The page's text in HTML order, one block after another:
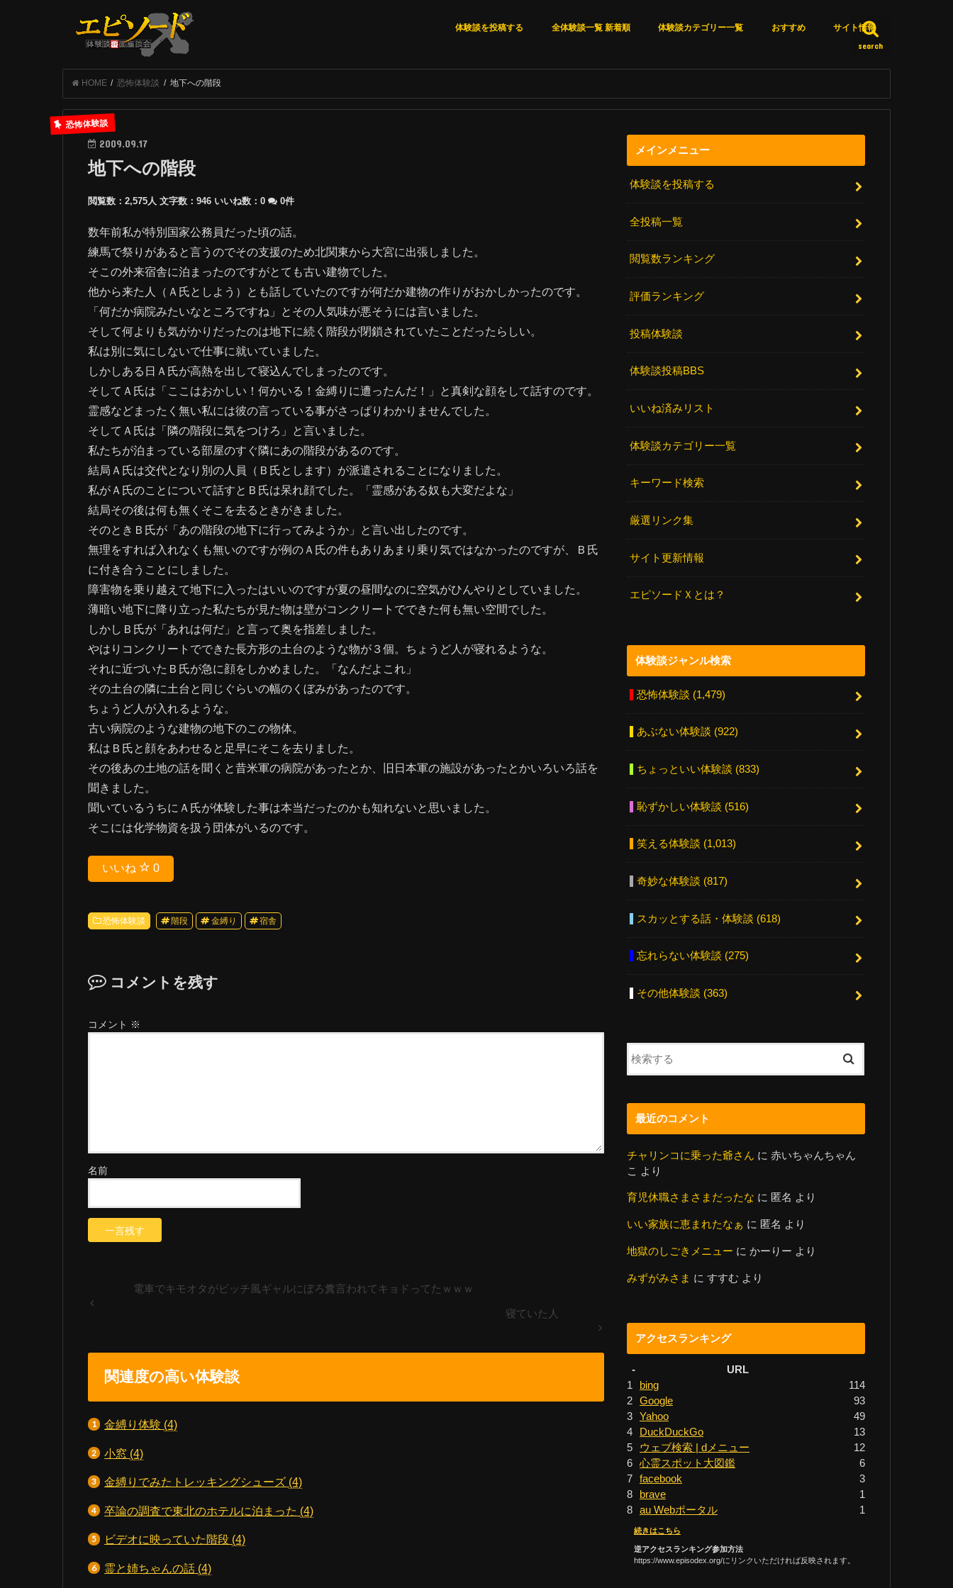
search
体験談を投稿する 全体験談一覧 新着順 体験談カテゴリー一覧 おすすめ サイト情報
HOME 恐怖体験談 地下への階段
恐怖体験談
2009.09.17
地下への階段
閲覧数：2,575人 文字数：946 いいね数： 0 0件
数年前私が特別国家公務員だった頃の話。
練馬で祭りがあると言うのでその支援のため北関東から大宮に出張しました。
そこの外来宿舎に泊まったのですがとても古い建物でした。
他から来た人（Ａ氏としよう）とも話していたのですが何だか建物の作りがおかしかったのです。
「何だか病院みたいなところですね」とその人気味が悪そうには言いました。
そして何よりも気がかりだったのは地下に続く階段が閉鎖されていたことだったらしい。
私は別に気にしないで仕事に就いていました。
しかしある日Ａ氏が高熱を出して寝込んでしまったのです。
そしてＡ氏は「ここはおかしい！何かいる！金縛りに遭ったんだ！」と真剣な顔をして話すのです。
霊感などまったく無い私には彼の言っている事がさっぱりわかりませんでした。
そしてＡ氏は「隣の階段に気をつけろ」と言いました。
私たちが泊まっている部屋のすぐ隣にあの階段があるのです。
結局Ａ氏は交代となり別の人員（Ｂ氏とします）が派遣されることになりました。
私がＡ氏のことについて話すとＢ氏は呆れ顔でした。「霊感がある奴も大変だよな」
結局その後は何も無くそこを去るときがきました。
そのときＢ氏が「あの階段の地下に行ってみようか」と言い出したのです。
無理をすれば入れなくも無いのですが例のＡ氏の件もありあまり乗り気ではなかったのですが、Ｂ氏
に付き合うことにしました。
障害物を乗り越えて地下に入ったはいいのですが夏の昼間なのに空気がひんやりとしていました。
薄暗い地下に降り立った私たちが見た物は壁がコンクリートでできた何も無い空間でした。
しかしＢ氏が「あれは何だ」と言って奥を指差しました。
やはりコンクリートでできた長方形の土台のような物が３個。ちょうど人が寝れるような。
それに近づいたＢ氏が急に顔をしかめました。「なんだよこれ」
その土台の隣に土台と同じぐらいの幅のくぼみがあったのです。
ちょうど人が入れるような。
古い病院のような建物の地下のこの物体。
私はＢ氏と顔をあわせると足早にそこを去りました。
その後あの土地の話を聞くと昔米軍の病院があったとか、旧日本軍の施設があったとかいろいろ話を
聞きました。
聞いているうちにＡ氏が体験した事は本当だったのかも知れないと思いました。
そこには化学物資を扱う団体がいるのです。
いいね 0
恐怖体験談 階段 金縛り 宿舎
コメントを残す
コメント ※
名前
電車でキモオタがビッチ風ギャルにぼろ糞言われてキョドってたｗｗｗ
寝ていた人
関連度の高い体験談
金縛り体験 (4)
小窓 (4)
金縛りでみたトレッキングシューズ (4)
卒論の調査で東北のホテルに泊まった (4)
ビデオに映っていた階段 (4)
霊と姉ちゃんの話 (4)
メインメニュー
体験談を投稿する
全投稿一覧
閲覧数ランキング
評価ランキング
投稿体験談
体験談投稿BBS
いいね済みリスト
体験談カテゴリー一覧
キーワード検索
厳選リンク集
サイト更新情報
エピソードＸとは？
体験談ジャンル検索
恐怖体験談 (1,479)
あぶない体験談 (922)
ちょっといい体験談 (833)
恥ずかしい体験談 (516)
笑える体験談 (1,013)
奇妙な体験談 (817)
スカッとする話・体験談 (618)
忘れらない体験談 (275)
その他体験談 (363)
最近のコメント
チャリンコに乗った爺さん に 赤いちゃんちゃん
こ
より
育児休職さまさまだったな に 匿名 より
いい家族に恵まれたなぁ に 匿名 より
地獄のしごきメニュー に かーりー より
みずがみさま に すすむ より
アクセスランキング
-
URL
1
bing
114
2
Google
93
3
Yahoo
49
4
DuckDuckGo
13
5
ウェブ検索 | dメニュー
12
6
心霊スポット大図鑑
6
7
facebook
3
8
brave
1
8
au Webポータル 1
続きはこちら
逆アクセスランキング参加方法
https://www.episodex.org/にリンクいただければ反映されます。